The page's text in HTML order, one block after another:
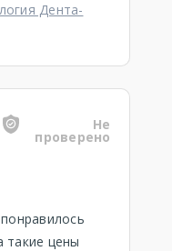
Дента-
Не
проверено
такие цены